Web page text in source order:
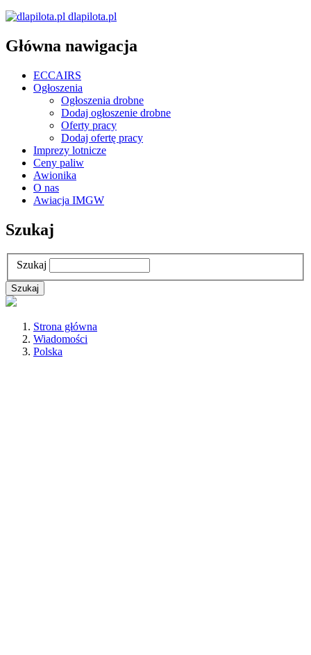
dlapilota.pl
Główna nawigacja
ECCAIRS
Ogłoszenia
Ogłoszenia drobne
Dodaj ogłoszenie drobne
Oferty pracy
Dodaj ofertę pracy
Imprezy lotnicze
Ceny paliw
Awionika
O nas
Awiacja IMGW
Szukaj
Szukaj
Strona główna
Wiadomości
Polska